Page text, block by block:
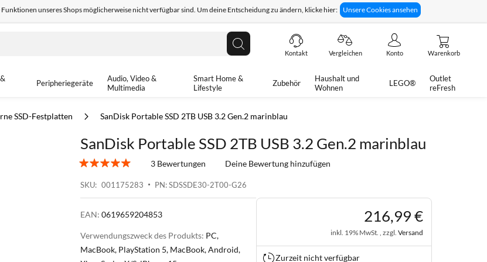
unseres Shops möglicherweise nicht verfügbar sind. Um deine Entscheidung zu ändern, klicke hier: Unsere Cookies ansehen
14-tägiges Rückgaberecht Technische Unterstützung
Suche
Kontakt Vergleichen Konto Warenkorb
Peripheriegeräte
Audio, Video &
Multimedia
Smart Home &
Lifestyle
Zubehör
Haushalt und
Wohnen
LEGO®
Outlet
reFresh
SSD-Festplatten SanDisk Portable SSD 2TB USB 3.2 Gen.2 marinblau
SanDisk Portable SSD 2TB USB 3.2 Gen.2 marinblau
SKU 001175283 PN: SDSSDE30-2T00-G26
3 Bewertungen Deine Bewertung hinzufügen
EAN: 0619659204853
Verwendungszweck des Produkts: PC,
MacBook, PlayStation 5, MacBook, Android,
216,99€
inkl. 19% MwSt. , zzgl. Versand
Zurzeit nicht verfügbar